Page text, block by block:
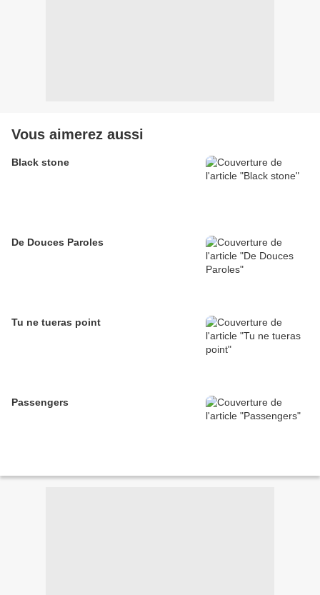
Vous aimerez aussi
Black stone
De Douces Paroles
Tu ne tueras point
Passengers